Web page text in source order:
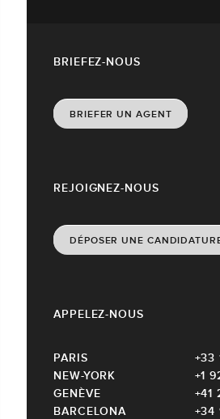
REJOIGNEZ-NOUS
DÉPOSER UNE
APPELEZ-NOUS
PARIS
+33
NEW-YORK
+1
GENÈVE
+41
BARCELONA
+34
BRIEFEZ-NOUS
BRIEFER UN AGENT